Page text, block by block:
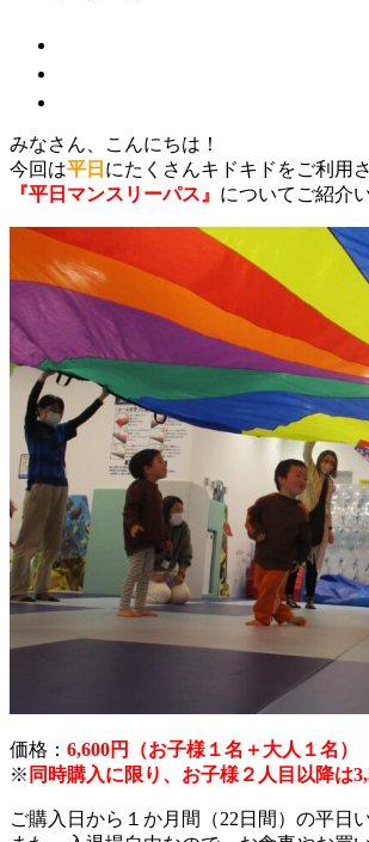
みなさん、こんにちは！
今回は平日 にたくさんキドキドをご利用
『平日マンスリーパス』 についてご紹介
価格： 6,600円（お子様１名＋大人１名）
※ 同時購入に限り、お子様２人目以降は
ご購入日から１か月間（22日間）の平日